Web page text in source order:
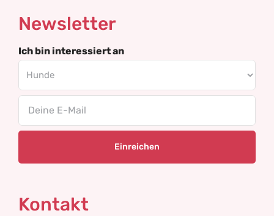
Newsletter
Ich bin interessiert an
Kontakt